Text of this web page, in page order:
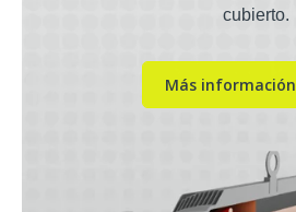
cubierto.
Más información